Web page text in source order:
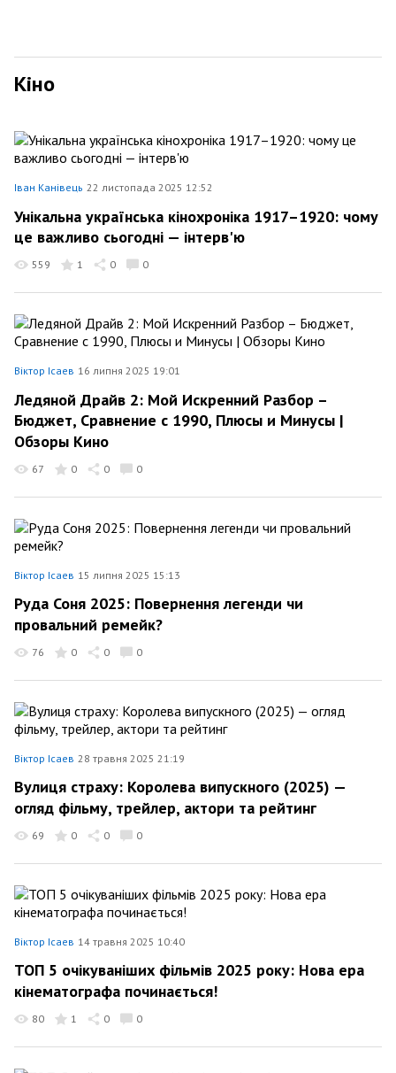
Кіно
Іван Канівець 22 листопада 2025 12:52
Унікальна українська кінохроніка 1917–1920: чому
це важливо сьогодні — інтерв'ю
559 1 0 0
Віктор Ісаев 16 липня 2025 19:01
Ледяной Драйв 2: Мой Искренний Разбор –
Бюджет, Сравнение с 1990, Плюсы и Минусы |
Обзоры Кино
67 0 0 0
Віктор Ісаев 15 липня 2025 15:13
Руда Соня 2025: Повернення легенди чи
провальний ремейк?
76 0 0 0
Віктор Ісаев 28 травня 2025 21:19
Вулиця страху: Королева випускного (2025) —
огляд фільму, трейлер, актори та рейтинг
69 0 0 0
Віктор Ісаев 14 травня 2025 10:40
ТОП 5 очікуваніших фільмів 2025 року: Нова ера
кінематографа починається!
80 1 0 0